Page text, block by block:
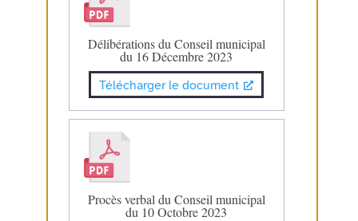
Délibérations du Conseil municipal
du 16 Décembre 2023
Télécharger le document
Procès verbal du Conseil municipal
du 10 Octobre 2023